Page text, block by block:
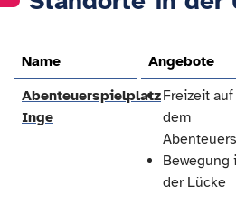
Name Angebote
Abenteuerspielplatz
Inge
Freizeit auf
dem
Bewegung
der Lücke